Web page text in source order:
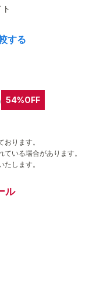
する
54%OFF
ります。
いる場合があります。
します。
ル